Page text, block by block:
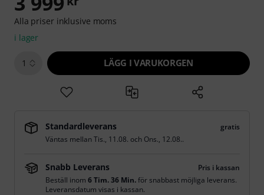
Alla priser inklusive moms
i lager
1 LÄGG I VARUKORGEN
Standardleverans
gratis
Väntas mellanTis., 11.08. och Ons., 12.08..
Snabb Leverans
Pris i kassan
Beställ inom 6 Tim. 36 Min.för snabbast möjliga leverans.
Leveransdatum visas i kassan.